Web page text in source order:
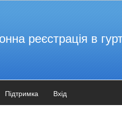
реєстрація в
Підтримка Вхід